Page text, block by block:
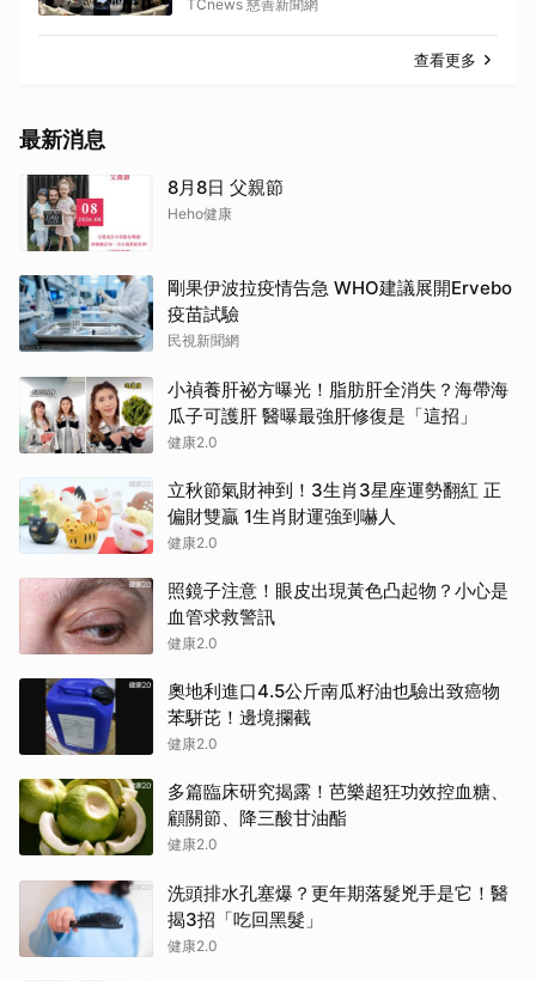
TCnews 慈善新聞網
查看更多
最新消息
8月8日 父親節
Heho健康
剛果伊波拉疫情告急 WHO建議展開Ervebo
疫苗試驗
民視新聞網
小禎養肝祕方曝光！脂肪肝全消失？海帶海
瓜子可護肝 醫曝最強肝修復是「這招」
健康2.0
立秋節氣財神到！3生肖3星座運勢翻紅 正
偏財雙贏 1生肖財運強到嚇人
健康2.0
照鏡子注意！眼皮出現黃色凸起物？小心是
血管求救警訊
健康2.0
奧地利進口4.5公斤南瓜籽油也驗出致癌物
苯駢芘！邊境攔截
健康2.0
多篇臨床研究揭露！芭樂超狂功效控血糖、
顧關節、降三酸甘油酯
健康2.0
洗頭排水孔塞爆？更年期落髮兇手是它！醫
揭3招「吃回黑髮」
健康2.0